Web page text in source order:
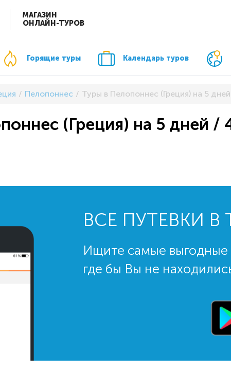
МАГАЗИН
ОНЛАЙН-ТУРОВ
Горящие туры Календарь туров
Пелопоннес Туры в Пелопоннес (Греция) на 5
(Греция) на 5 дней /
ВСЕ ПУТЕВКИ
Ищите самые выгодные
где бы Вы не